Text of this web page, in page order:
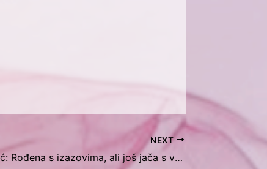
NEXT
Nejra Imamović: Rođena s izazovima, ali još jača s vjerom u sebe!